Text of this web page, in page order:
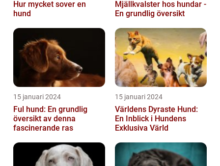
Hur mycket sover en
hund
Mjällkvalster hos hundar -
En grundlig översikt
15 januari 2024
Ful hund: En grundlig
översikt av denna
fascinerande ras
15 januari 2024
Världens Dyraste Hund:
En Inblick i Hundens
Exklusiva Värld